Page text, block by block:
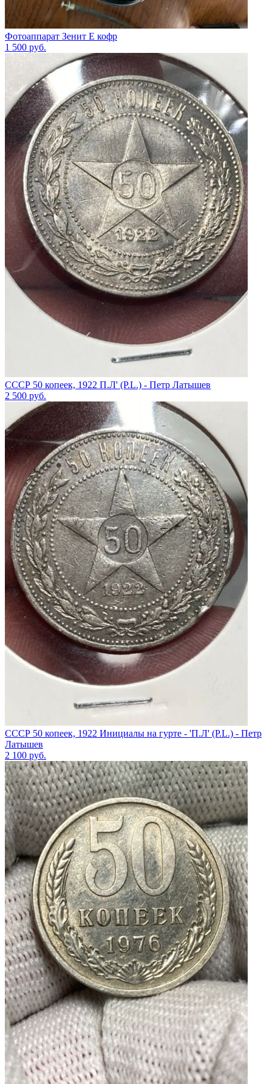
Фотоаппарат Зенит Е кофр
1 500 руб.
СССР 50 копеек, 1922 П.Л' (P.L.) - Петр Латышев
2 500 руб.
СССР 50 копеек, 1922 Инициалы на гурте - 'П.Л' (P.L.) - Петр
Латышев
2 100 руб.